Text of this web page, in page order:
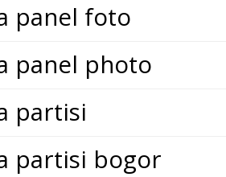
panel foto
panel photo
partisi
partisi bogor